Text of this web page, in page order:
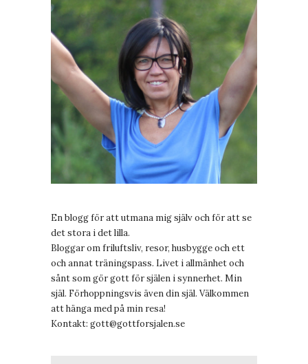
En blogg för att utmana mig själv och för att se
det stora i det lilla.
Bloggar om friluftsliv, resor, husbygge och ett
och annat träningspass. Livet i allmänhet och
sånt som gör gott för själen i synnerhet. Min
själ. Förhoppningsvis även din själ. Välkommen
att hänga med på min resa!
Kontakt: gott@gottforsjalen.se